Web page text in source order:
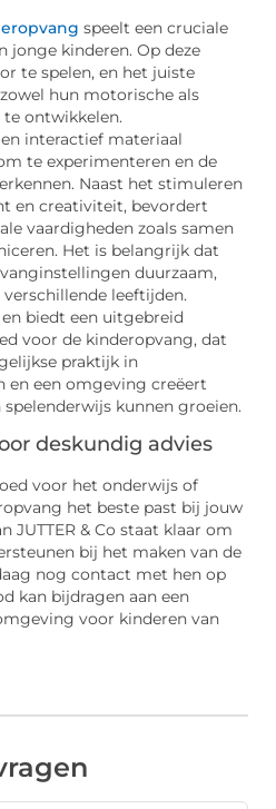
speelt een cruciale
jonge kinderen. Op deze
te spelen, en het juiste
hun motorische als
ontwikkelen.
interactief materiaal
te experimenteren en de
Naast het stimuleren
en creativiteit, bevordert
vaardigheden zoals samen
Het is belangrijk dat
duurzaam,
leeftijden.
biedt een uitgebreid
voor de kinderopvang, dat
praktijk in
en een omgeving creëert
kunnen groeien.
deskundig advies
voor het onderwijs of
het beste past bij jouw
JUTTER & Co staat klaar om
bij het maken van de
nog contact met hen op
kan bijdragen aan een
voor kinderen van